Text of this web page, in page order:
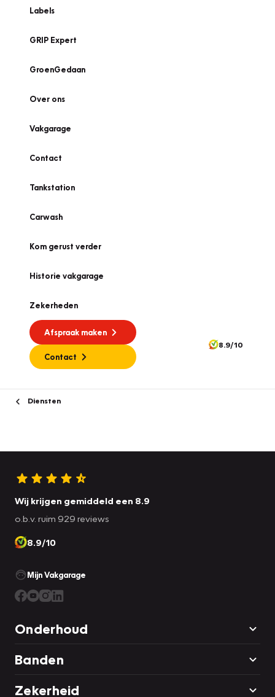
Labels
GRIP Expert
GroenGedaan
Over ons
Vakgarage
Contact
Tankstation
Carwash
Kom gerust verder
Historie vakgarage
Zekerheden
Afspraak maken
Contact
8.9/10
Diensten
Wij krijgen gemiddeld een 8.9
o.b.v. ruim 929 reviews
8.9/10
Mijn Vakgarage
Onderhoud
Banden
Zekerheid